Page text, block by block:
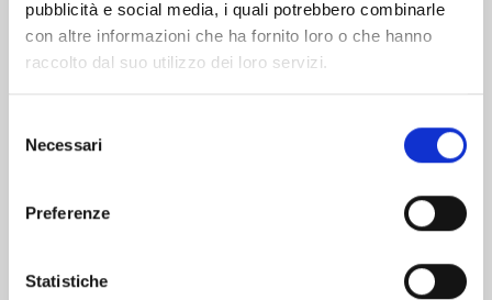
pubblicità e social media, i quali potrebbero combinarle
con altre informazioni che ha fornito loro o che hanno
raccolto dal suo utilizzo dei loro servizi.
delNecessari
Preferenze
Statistiche